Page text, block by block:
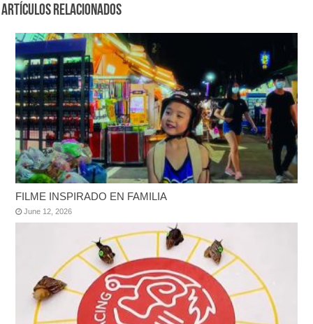
Artículos Relacionados
FILME INSPIRADO EN FAMILIA
June 12, 2026